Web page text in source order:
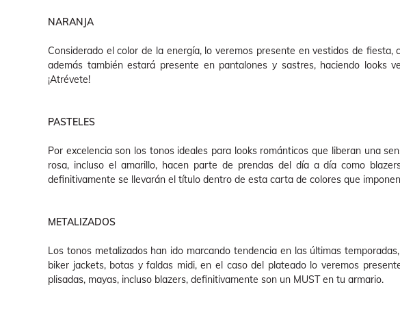
NARANJA
Considerado el color de la energía, lo veremos presente en vestidos de fiesta,
además también estará presente en pantalones y sastres, haciendo looks
¡Atrévete!
PASTELES
Por excelencia son los tonos ideales para looks románticos que liberan una
rosa, incluso el amarillo, hacen parte de prendas del día a día como
definitivamente se llevarán el título dentro de esta carta de colores que
METALIZADOS
Los tonos metalizados han ido marcando tendencia en las últimas
biker jackets, botas y faldas midi, en el caso del plateado lo veremos
plisadas, mayas, incluso blazers, definitivamente son un MUST en tu armario.